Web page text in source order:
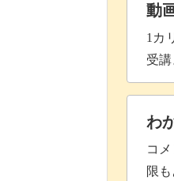
動
1カ
受
わ
コ
限